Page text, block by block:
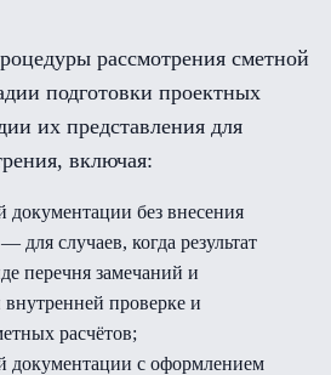
рассмотрения сметной
подготовки проектных
их представления для
включая:
документации без внесения
для случаев, когда результат
перечня замечаний и
внутренней проверке и
расчётов;
документации с оформлением